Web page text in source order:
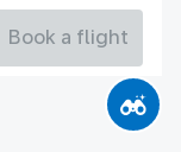
Book a flight